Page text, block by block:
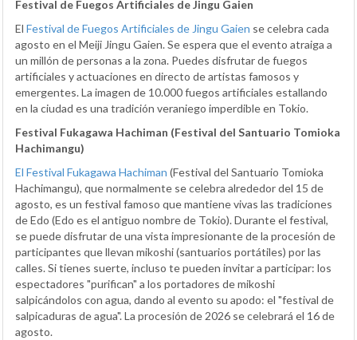
Festival de Fuegos Artificiales de Jingu Gaien
El Festival de Fuegos Artificiales de Jingu Gaien se celebra cada
agosto en el Meiji Jingu Gaien. Se espera que el evento atraiga a
un millón de personas a la zona. Puedes disfrutar de fuegos
artificiales y actuaciones en directo de artistas famosos y
emergentes. La imagen de 10.000 fuegos artificiales estallando
en la ciudad es una tradición veraniego imperdible en Tokio.
Festival Fukagawa Hachiman (Festival del Santuario Tomioka
Hachimangu)
El Festival Fukagawa Hachiman (Festival del Santuario Tomioka
Hachimangu), que normalmente se celebra alrededor del 15 de
agosto, es un festival famoso que mantiene vivas las tradiciones
de Edo (Edo es el antiguo nombre de Tokio). Durante el festival,
se puede disfrutar de una vista impresionante de la procesión de
participantes que llevan mikoshi (santuarios portátiles) por las
calles. Si tienes suerte, incluso te pueden invitar a participar: los
espectadores "purifican" a los portadores de mikoshi
salpicándolos con agua, dando al evento su apodo: el "festival de
salpicaduras de agua". La procesión de 2026 se celebrará el 16 de
agosto.